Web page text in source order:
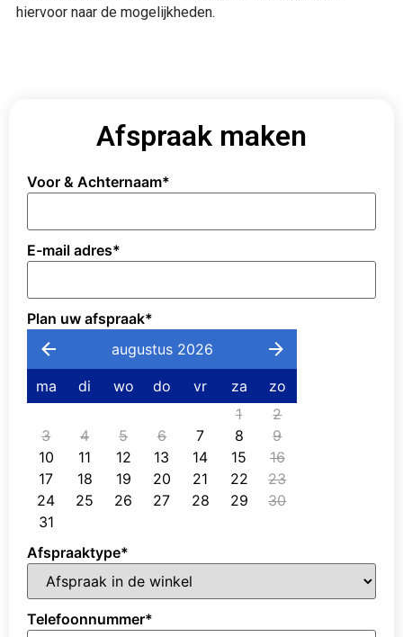
hiervoor naar de mogelijkheden.
Afspraak maken
Voor & Achternaam*
E-mail adres*
Plan uw afspraak*
augustus 2026
ma di wo do vr za
zo
1
2
3
4 5 6 7 8
9
10
11 12 13 14 15
16
17
18 19 20 21 22
23
24
25 26 27 28 29
30
31
Afspraaktype*
Telefoonnummer*